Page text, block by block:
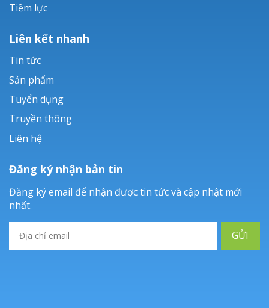
Tiềm lực
Liên kết nhanh
Tin tức
Sản phẩm
Tuyển dụng
Truyền thông
Liên hệ
Đăng ký nhận bản tin
Đăng ký email để nhận được tin tức và cập nhật mới
nhất.
GỬI